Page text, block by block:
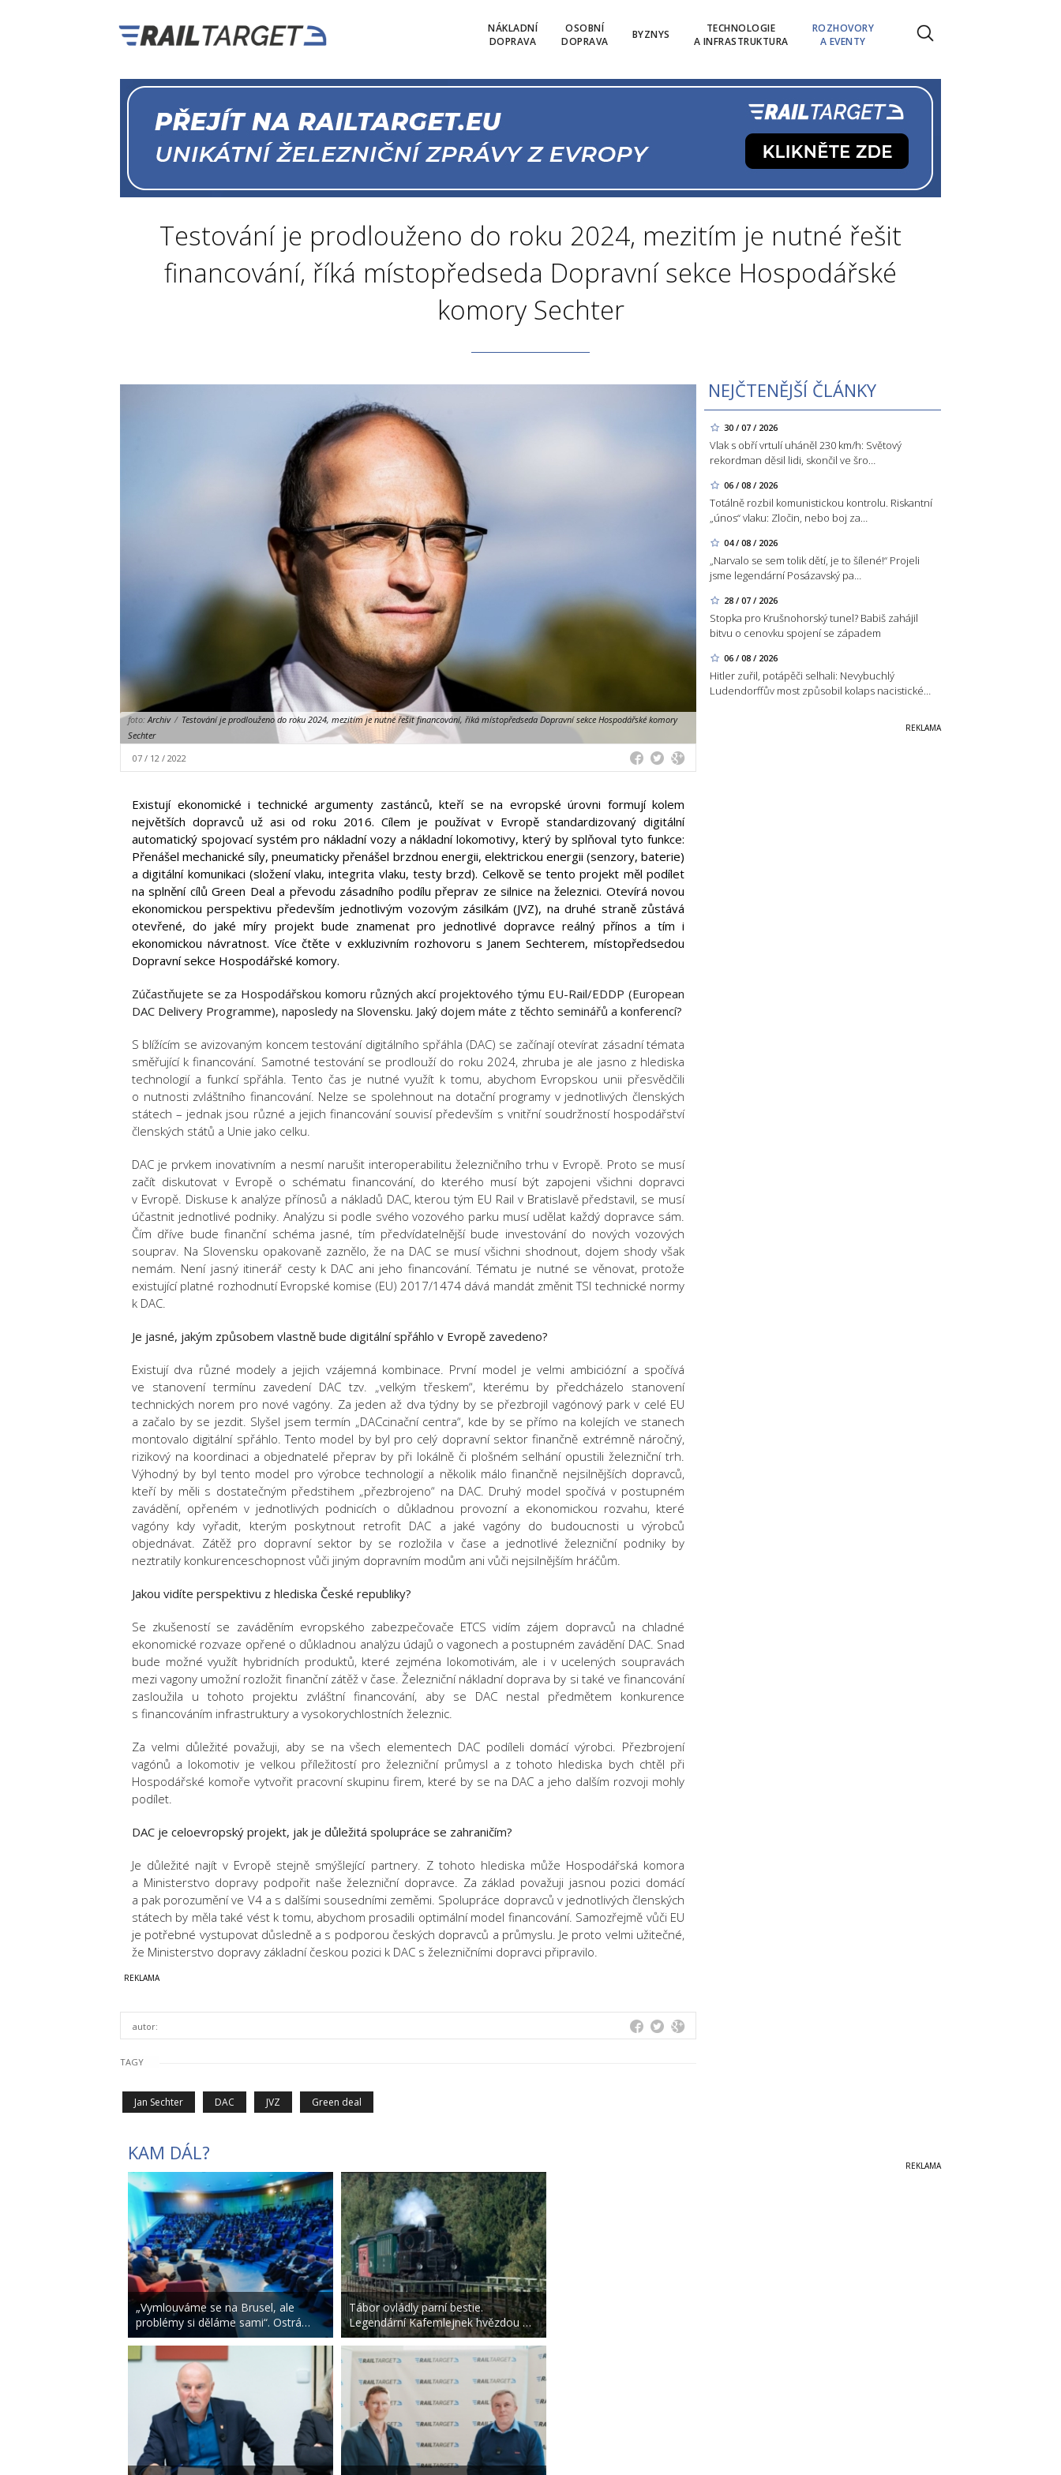
NÁKLADNÍ
DOPRAVA
OSOBNÍ
DOPRAVA
BYZNYS
TECHNOLOGIE
A INFRASTRUKTURA
ROZHOVORY
A EVENTY
Testování je prodlouženo do roku 2024, mezitím je nutné řešit
financování, říká místopředseda Dopravní sekce Hospodářské
komory Sechter
NEJČTENĚJŠÍ ČLÁNKY
30 / 07 / 2026
Vlak s obří vrtulí uháněl 230 km/h: Světový
rekordman děsil lidi, skončil ve šro…
06 / 08 / 2026
Totálně rozbil komunistickou kontrolu. Riskantní
„únos“ vlaku: Zločin, nebo boj za…
04 / 08 / 2026
„Narvalo se sem tolik dětí, je to šílené!“ Projeli
jsme legendární Posázavský pa…
28 / 07 / 2026
Stopka pro Krušnohorský tunel? Babiš zahájil
bitvu o cenovku spojení se západem
06 / 08 / 2026
Hitler zuřil, potápěči selhali: Nevybuchlý
Ludendorffův most způsobil kolaps nacistické…
foto:Archiv / Testování je prodlouženo do roku 2024, mezitím je nutné řešit financování, říká místopředseda Dopravní sekce Hospodářské komory
Sechter
07 / 12 / 2022
Existují ekonomické i technické argumenty zastánců, kteří se na evropské úrovni formují kolem
největších dopravců už asi od roku 2016. Cílem je používat v Evropě standardizovaný digitální
automatický spojovací systém pro nákladní vozy a nákladní lokomotivy, který by splňoval tyto funkce:
Přenášel mechanické síly, pneumaticky přenášel brzdnou energii, elektrickou energii (senzory, baterie)
a digitální komunikaci (složení vlaku, integrita vlaku, testy brzd). Celkově se tento projekt měl podílet
na splnění cílů Green Deal a převodu zásadního podílu přeprav ze silnice na železnici. Otevírá novou
ekonomickou perspektivu především jednotlivým vozovým zásilkám (JVZ), na druhé straně zůstává
otevřené, do jaké míry projekt bude znamenat pro jednotlivé dopravce reálný přínos a tím i
ekonomickou návratnost. Více čtěte v exkluzivním rozhovoru s Janem Sechterem, místopředsedou
Dopravní sekce Hospodářské komory.
Zúčastňujete se za Hospodářskou komoru různých akcí projektového týmu EU-Rail/EDDP (European
DAC Delivery Programme), naposledy na Slovensku. Jaký dojem máte z těchto seminářů a konferencí?
S blížícím se avizovaným koncem testování digitálního spřáhla (DAC) se začínají otevírat zásadní témata
směřující k financování. Samotné testování se prodlouží do roku 2024, zhruba je ale jasno z hlediska
technologií a funkcí spřáhla. Tento čas je nutné využít k tomu, abychom Evropskou unii přesvědčili
o nutnosti zvláštního financování. Nelze se spolehnout na dotační programy v jednotlivých členských
státech – jednak jsou různé a jejich financování souvisí především s vnitřní soudržností hospodářství
členských států a Unie jako celku.
DAC je prvkem inovativním a nesmí narušit interoperabilitu železničního trhu v Evropě. Proto se musí
začít diskutovat v Evropě o schématu financování, do kterého musí být zapojeni všichni dopravci
v Evropě. Diskuse k analýze přínosů a nákladů DAC, kterou tým EU Rail v Bratislavě představil, se musí
účastnit jednotlivé podniky. Analýzu si podle svého vozového parku musí udělat každý dopravce sám.
Čím dříve bude finanční schéma jasné, tím předvídatelnější bude investování do nových vozových
souprav. Na Slovensku opakovaně zaznělo, že na DAC se musí všichni shodnout, dojem shody však
nemám. Není jasný itinerář cesty k DAC ani jeho financování. Tématu je nutné se věnovat, protože
existující platné rozhodnutí Evropské komise (EU) 2017/1474 dává mandát změnit TSI technické normy
k DAC.
Je jasné, jakým způsobem vlastně bude digitální spřáhlo v Evropě zavedeno?
Existují dva různé modely a jejich vzájemná kombinace. První model je velmi ambiciózní a spočívá
ve stanovení termínu zavedení DAC tzv. „velkým třeskem“, kterému by předcházelo stanovení
technických norem pro nové vagóny. Za jeden až dva týdny by se přezbrojil vagónový park v celé EU
a začalo by se jezdit. Slyšel jsem termín „DACcinační centra“, kde by se přímo na kolejích ve stanech
montovalo digitální spřáhlo. Tento model by byl pro celý dopravní sektor finančně extrémně náročný,
rizikový na koordinaci a objednatelé přeprav by při lokálně či plošném selhání opustili železniční trh.
Výhodný by byl tento model pro výrobce technologií a několik málo finančně nejsilnějších dopravců,
kteří by měli s dostatečným předstihem „přezbrojeno“ na DAC. Druhý model spočívá v postupném
zavádění, opřeném v jednotlivých podnicích o důkladnou provozní a ekonomickou rozvahu, které
vagóny kdy vyřadit, kterým poskytnout retrofit DAC a jaké vagóny do budoucnosti u výrobců
objednávat. Zátěž pro dopravní sektor by se rozložila v čase a jednotlivé železniční podniky by
neztratily konkurenceschopnost vůči jiným dopravním modům ani vůči nejsilnějším hráčům.
Jakou vidíte perspektivu z hlediska České republiky?
Se zkušeností se zaváděním evropského zabezpečovače ETCS vidím zájem dopravců na chladné
ekonomické rozvaze opřené o důkladnou analýzu údajů o vagonech a postupném zavádění DAC. Snad
bude možné využít hybridních produktů, které zejména lokomotivám, ale i v ucelených soupravách
mezi vagony umožní rozložit finanční zátěž v čase. Železniční nákladní doprava by si také ve financování
zasloužila u tohoto projektu zvláštní financování, aby se DAC nestal předmětem konkurence
s financováním infrastruktury a vysokorychlostních železnic.
Za velmi důležité považuji, aby se na všech elementech DAC podíleli domácí výrobci. Přezbrojení
vagónů a lokomotiv je velkou příležitostí pro železniční průmysl a z tohoto hlediska bych chtěl při
Hospodářské komoře vytvořit pracovní skupinu firem, které by se na DAC a jeho dalším rozvoji mohly
podílet.
DAC je celoevropský projekt, jak je důležitá spolupráce se zahraničím?
Je důležité najít v Evropě stejně smýšlející partnery. Z tohoto hlediska může Hospodářská komora
a Ministerstvo dopravy podpořit naše železniční dopravce. Za základ považuji jasnou pozici domácí
a pak porozumění ve V4 a s dalšími sousedními zeměmi. Spolupráce dopravců v jednotlivých členských
státech by měla také vést k tomu, abychom prosadili optimální model financování. Samozřejmě vůči EU
je potřebné vystupovat důsledně a s podporou českých dopravců a průmyslu. Je proto velmi užitečné,
že Ministerstvo dopravy základní českou pozici k DAC s železničními dopravci připravilo.
autor:
TAGY
Jan Sechter DAC JVZ Green deal
KAM DÁL?
„Vymlouváme se na Brusel, ale
problémy si děláme sami“. Ostrá…
Tábor ovládly parní bestie.
Legendární Kafemlejnek hvězdou …